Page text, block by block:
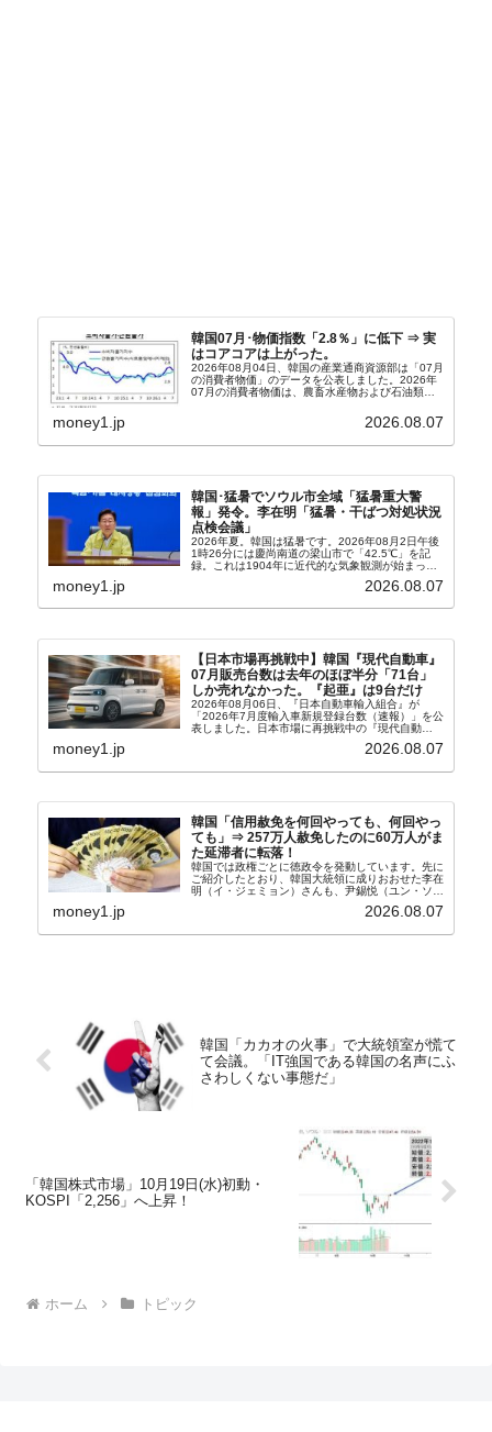
韓国07月･物価指数「2.8％」に低下 ⇒ 実
はコアコアは上がった。
2026年08月04日、韓国の産業通商資源部は「07月
の消費者物価」のデータを公表しました。2026年
07月の消費者物価は、農畜水産物および石油類の
2.8％上昇（06月は3.2％）となり、上昇率は前...
money1.jp 2026.08.07
韓国･猛暑でソウル市全域「猛暑重大警
報」発令。李在明「猛暑・干ばつ対処状況
点検会議」
2026年夏。韓国は猛暑です。2026年08月2日午後
1時26分には慶尚南道の梁山市で「42.5℃」を記
録。これは1904年に近代的な気象観測が始まって
ウル市全域への「猛暑重大警報」が発令され...
money1.jp 2026.08.07
【日本市場再挑戦中】韓国『現代自動車』
07月販売台数は去年のほぼ半分「71台」
しか売れなかった。『起亜』は9台だけ
2026年08月06日、『日本自動車輸入組合』が
「2026年7月度輸入車新規登録台数（速報）」を公
表しました。日本市場に再挑戦中の『現代自動
台数はこの中に捉えられているはずです。先月から
money1.jp 2026.08.07
韓国「信用赦免を何回やっても、何回やっ
ても」⇒ 257万人赦免したのに60万人がま
た延滞者に転落！
韓国では政権ごとに徳政令を発動しています。先に
ご紹介したとおり、韓国大統領に成りおおせた李在
明（イ・ジェミョン）さんも、尹錫悦（ユン・ソギ
ョル）前政権が行った――「新出発基金」をバッド
バンクにして不良債権の買い取りを行い、分割償還
money1.jp 2026.08.07
韓国「カカオの火事」で大統領室が慌て
て会議。「IT強国である韓国の名声にふ
さわしくない事態だ」
「韓国株式市場」10月19日(水)初動・
KOSPI「2,256」へ上昇！
ホーム トピック